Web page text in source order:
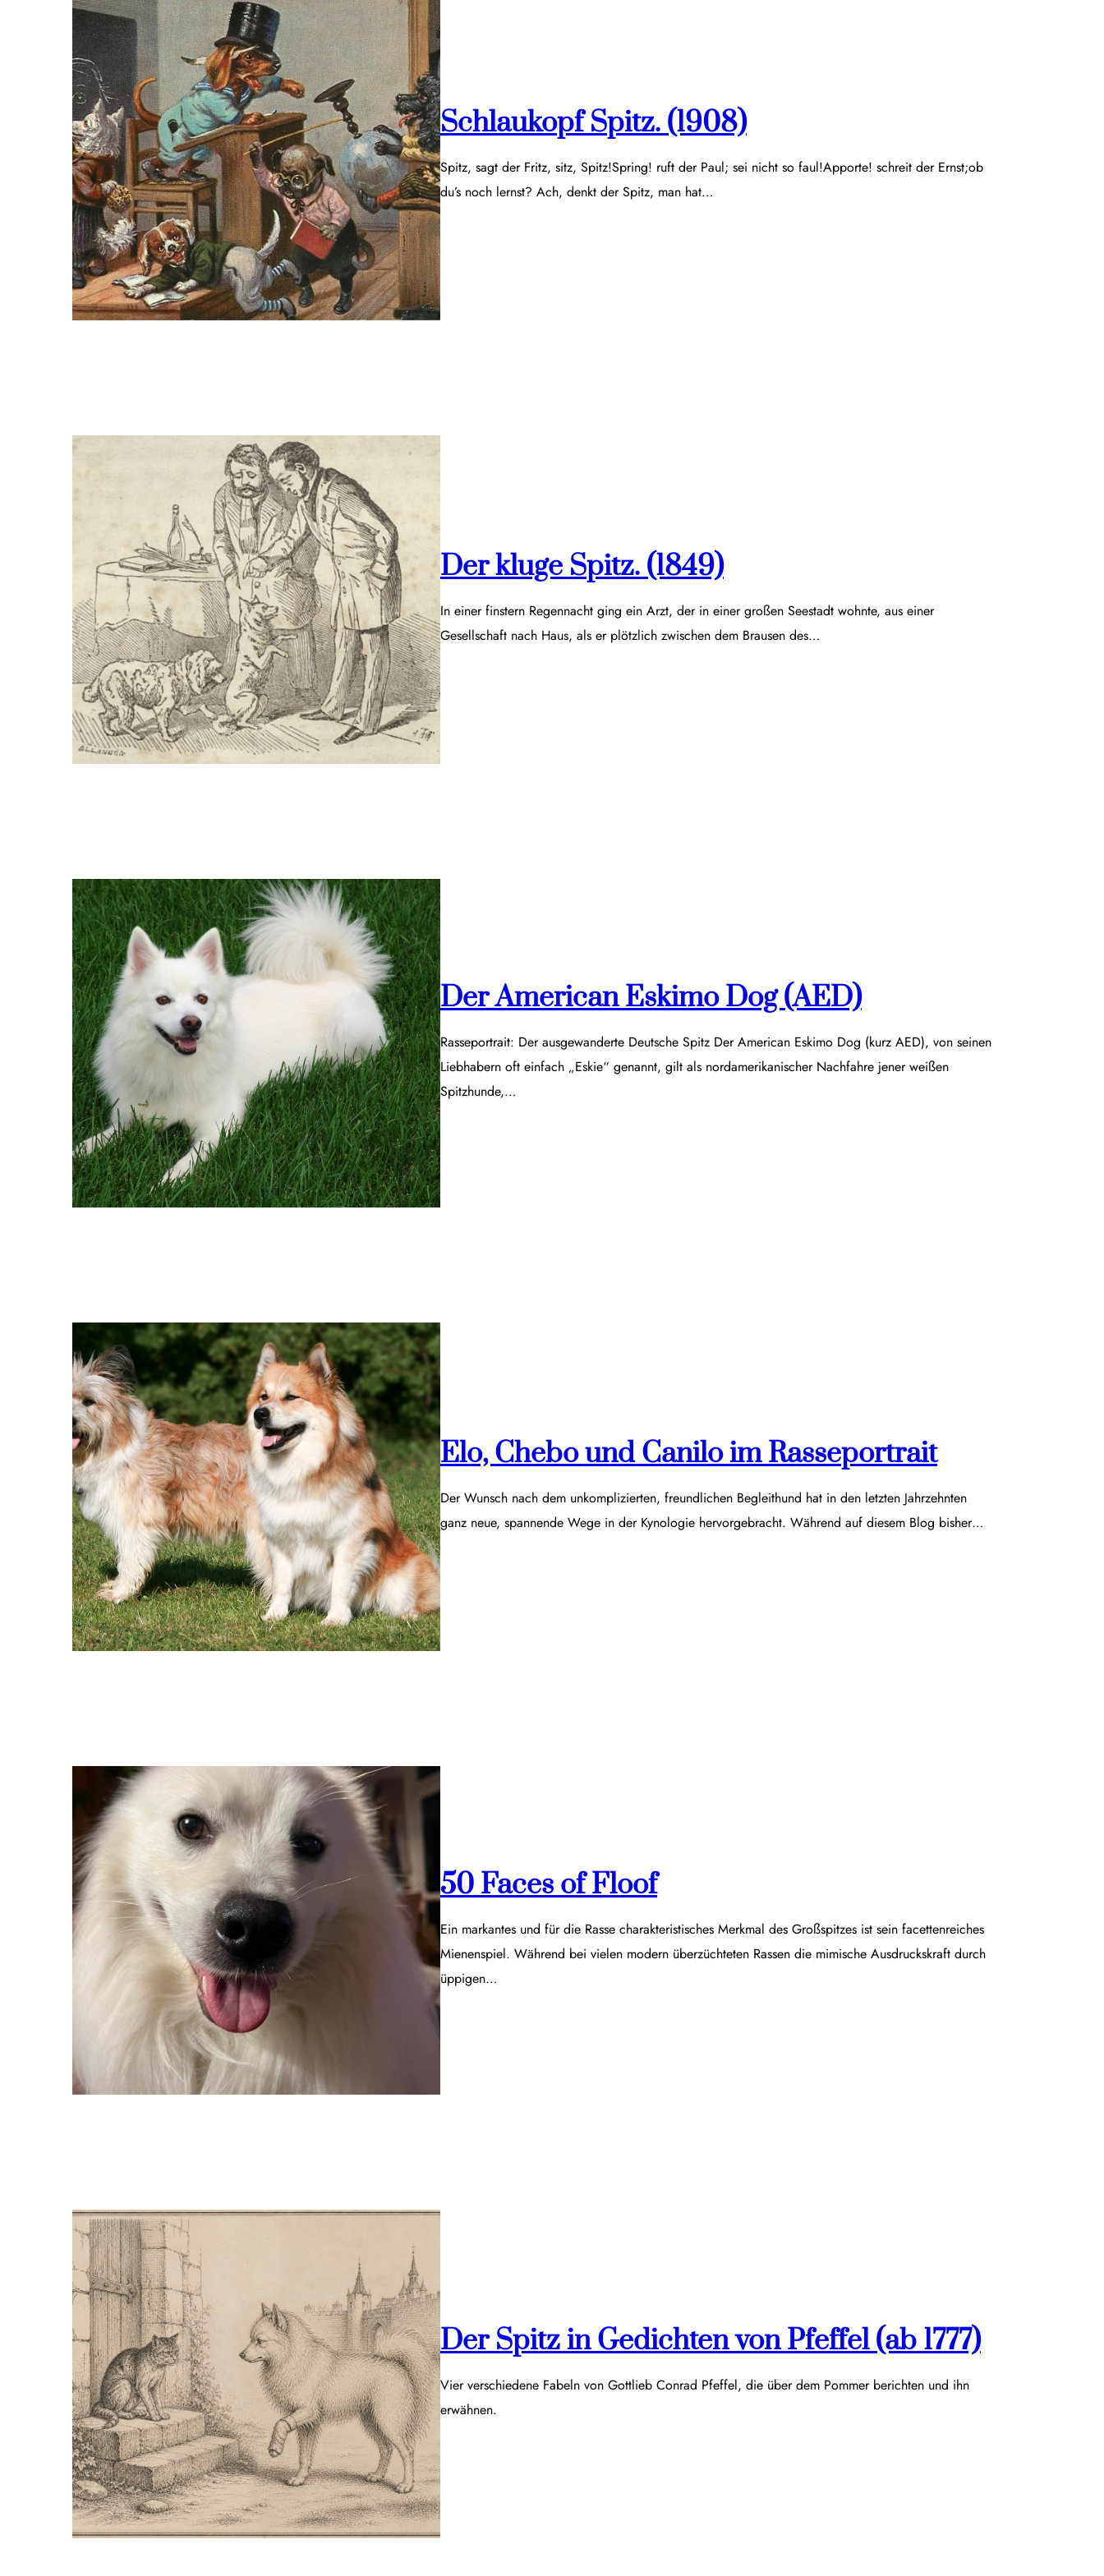
Schlaukopf Spitz. (1908)
Spitz, sagt der Fritz, sitz, Spitz!Spring! ruft der Paul; sei nicht so faul!Apporte! schreit der Ernst;ob
du’s noch lernst? Ach, denkt der Spitz, man hat…
Der kluge Spitz. (1849)
In einer finstern Regennacht ging ein Arzt, der in einer großen Seestadt wohnte, aus einer
Gesellschaft nach Haus, als er plötzlich zwischen dem Brausen des…
Der American Eskimo Dog (AED)
Rasseportrait: Der ausgewanderte Deutsche Spitz Der American Eskimo Dog (kurz AED), von seinen
Liebhabern oft einfach „Eskie“ genannt, gilt als nordamerikanischer Nachfahre jener weißen
Spitzhunde,…
Elo, Chebo und Canilo im Rasseportrait
Der Wunsch nach dem unkomplizierten, freundlichen Begleithund hat in den letzten Jahrzehnten
ganz neue, spannende Wege in der Kynologie hervorgebracht. Während auf diesem Blog bisher…
50 Faces of Floof
Ein markantes und für die Rasse charakteristisches Merkmal des Großspitzes ist sein facettenreiches
Mienenspiel. Während bei vielen modern überzüchteten Rassen die mimische Ausdruckskraft durch
üppigen…
Der Spitz in Gedichten von Pfeffel (ab 1777)
Vier verschiedene Fabeln von Gottlieb Conrad Pfeffel, die über dem Pommer berichten und ihn
erwähnen.